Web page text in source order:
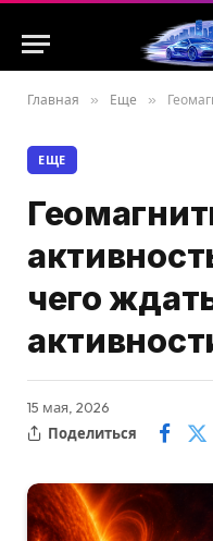
Главная » Еще »
ЕЩЕ
чего
15 мая, 2026
Поделиться